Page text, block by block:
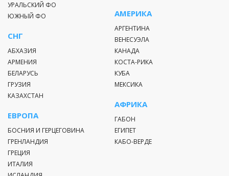
УРАЛЬСКИЙ ФО
ЮЖНЫЙ ФО
СНГ
АБХАЗИЯ
АРМЕНИЯ
БЕЛАРУСЬ
ГРУЗИЯ
КАЗАХСТАН
ЕВРОПА
БОСНИЯ И ГЕРЦЕГОВИНА
ГРЕНЛАНДИЯ
ГРЕЦИЯ
ИТАЛИЯ
АМЕРИКА
АРГЕНТИНА
ВЕНЕСУЭЛА
КАНАДА
КОСТА-РИКА
КУБА
МЕКСИКА
АФРИКА
ГАБОН
ЕГИПЕТ
КАБО-ВЕРДЕ